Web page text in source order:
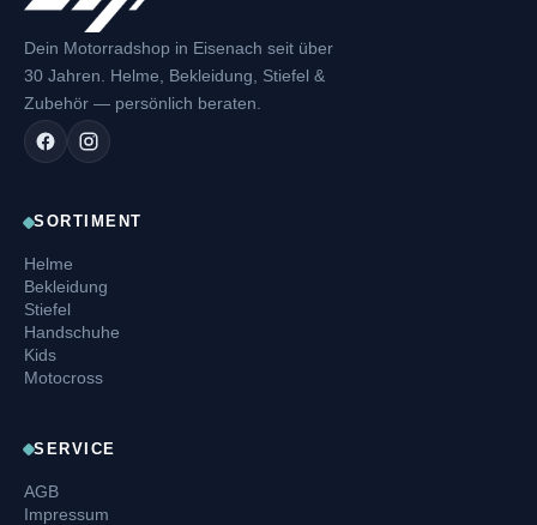
Dein Motorradshop in Eisenach seit über
30 Jahren. Helme, Bekleidung, Stiefel &
Zubehör — persönlich beraten.
SORTIMENT
Helme
Bekleidung
Stiefel
Handschuhe
Kids
Motocross
SERVICE
AGB
Impressum